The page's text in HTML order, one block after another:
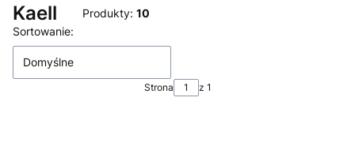
Kaell Produkty: 10
Lista produktów
Sortowanie:
Domyślne
Strona z 1